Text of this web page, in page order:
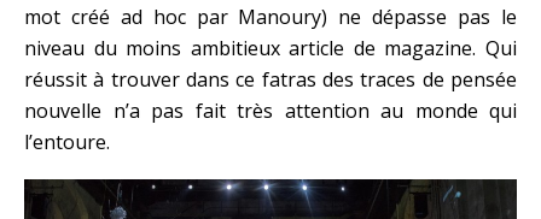
mot créé ad hoc par Manoury) ne dépasse pas le
niveau du moins ambitieux article de magazine. Qui
réussit à trouver dans ce fatras des traces de pensée
nouvelle n’a pas fait très attention au monde qui
l’entoure.